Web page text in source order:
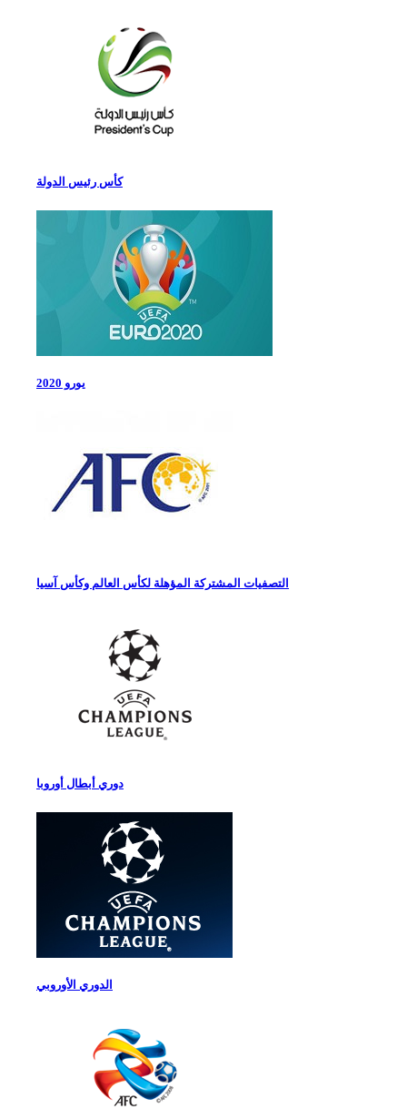
كأس رئيس الدولة
يورو 2020
التصفيات المشتركة المؤهلة لكأس العالم وكأس آسيا
دوري أبطال أوروبا
الدوري الأوروبي